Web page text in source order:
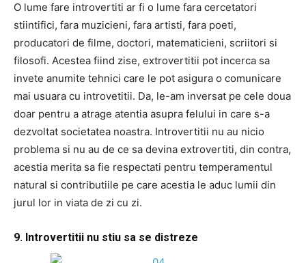
O lume fare introvertiti ar fi o lume fara cercetatori
stiintifici, fara muzicieni, fara artisti, fara poeti,
producatori de filme, doctori, matematicieni, scriitori si
filosofi. Acestea fiind zise, extrovertitii pot incerca sa
invete anumite tehnici care le pot asigura o comunicare
mai usuara cu introvetitii. Da, le-am inversat pe cele doua
doar pentru a atrage atentia asupra felului in care s-a
dezvoltat societatea noastra. Introvertitii nu au nicio
problema si nu au de ce sa devina extrovertiti, din contra,
acestia merita sa fie respectati pentru temperamentul
natural si contributiile pe care acestia le aduc lumii din
jurul lor in viata de zi cu zi.
9. Introvertitii nu stiu sa se distreze